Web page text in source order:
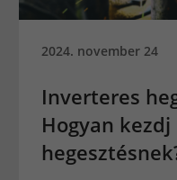
2024. november 24
Inverteres
Hogyan kezdj